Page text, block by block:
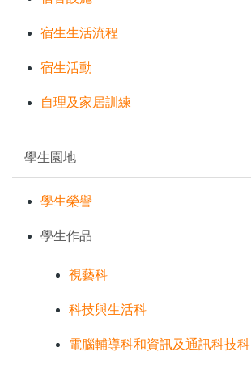
宿生生活流程
宿生活動
自理及家居訓練
學生園地
學生榮譽
學生作品
視藝科
科技與生活科
電腦輔導科和資訊及通訊科技科